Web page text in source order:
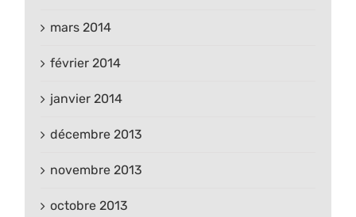
mars 2014
février 2014
janvier 2014
décembre 2013
novembre 2013
octobre 2013